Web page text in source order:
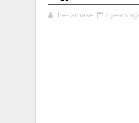
Thesiamese 3 years